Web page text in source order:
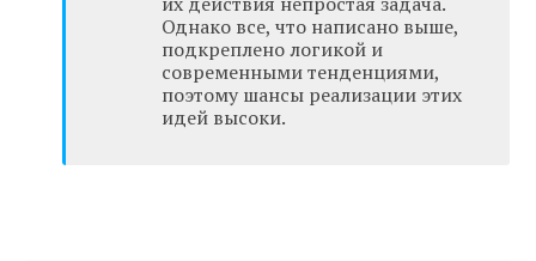
Однако все, что написано выше,
подкреплено логикой и
современными тенденциями,
поэтому шансы реализации этих
идей высоки.